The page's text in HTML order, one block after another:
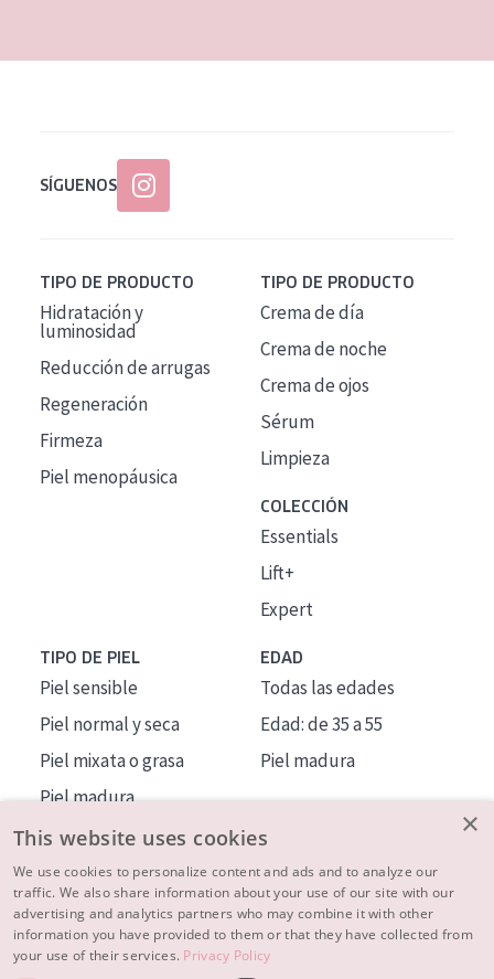
Todas las edades
SÍGUENOS
TIPO DE PRODUCTO
Hidratación y
luminosidad
Reducción de arrugas
Regeneración
Firmeza
Piel menopáusica
TIPO DE PRODUCTO
Crema de día
Crema de noche
Crema de ojos
Sérum
Limpieza
COLECCIÓN
Essentials
Lift+
Expert
TIPO DE PIEL
Piel sensible
Piel normal y seca
Piel mixata o grasa
Piel madura
Piel expuesta al sol
Piel menopáusica
EDAD
Todas las edades
Edad: de 35 a 55
Piel madura
MÁS SOBRE NOSOTROS
INSPIRACIÓN
×
This website uses cookies
We use cookies to personalize content and ads and to analyze our
traffic. We also share information about your use of our site with our
advertising and analytics partners who may combine it with other
information you have provided to them or that they have collected from
your use of their services. Privacy Policy